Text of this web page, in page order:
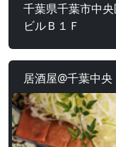
千葉県千葉市中
ビルＢ１Ｆ
居酒屋@千葉中央